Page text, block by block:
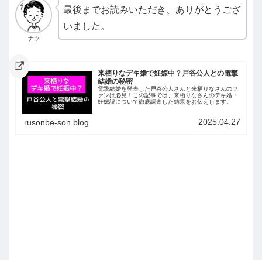
ナツ
最後までお読みいただき、ありがとうござ
いました。
来栖りなデキ婚で妊娠中？戸谷公人との電撃
結婚の秘密
電撃結婚を発表した戸谷公人さんと来栖りなさんのフ
ァンは必見！この記事では、来栖りなさんのデキ婚・
妊娠説について徹底調査した結果をお伝えします。
rusonbe-son.blog 2025.04.27